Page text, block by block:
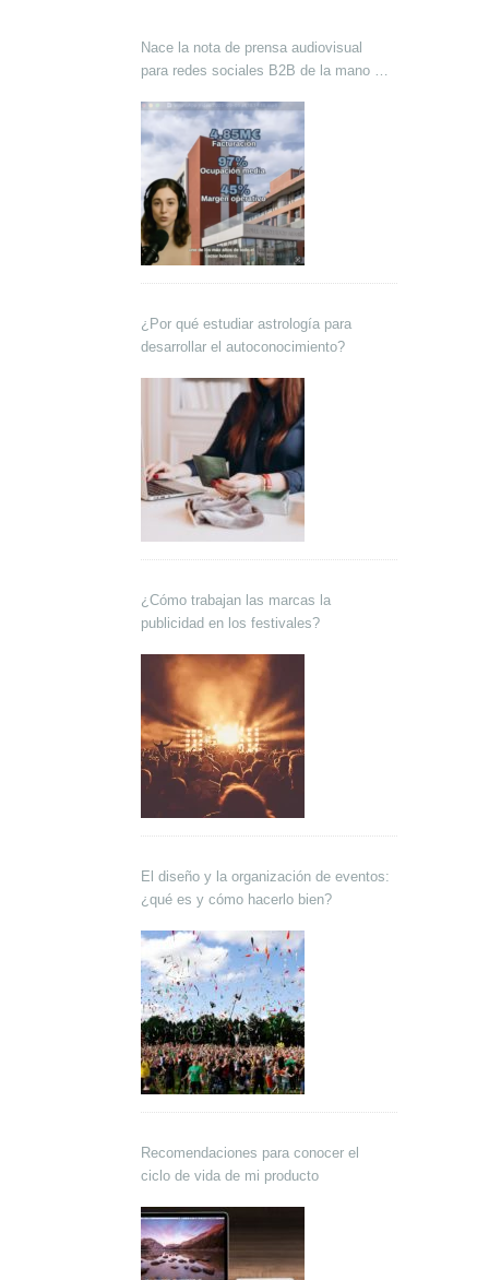
Nace la nota de prensa audiovisual
para redes sociales B2B de la mano de
¿Por qué estudiar astrología para
desarrollar el autoconocimiento?
¿Cómo trabajan las marcas la
publicidad en los festivales?
El diseño y la organización de eventos:
¿qué es y cómo hacerlo bien?
Recomendaciones para conocer el
ciclo de vida de mi producto